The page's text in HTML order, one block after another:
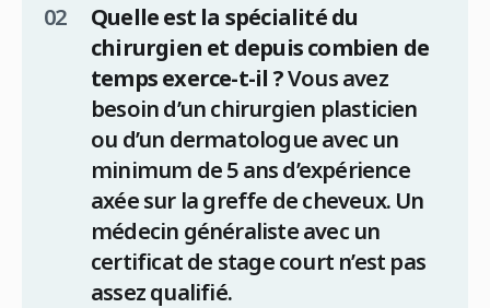
Quelle est la spécialité du
chirurgien et depuis combien de
temps exerce-t-il ?Vous avez
besoin d’un chirurgien plasticien
ou d’un dermatologue avec un
minimum de 5 ans d’expérience
axée sur la greffe de cheveux. Un
médecin généraliste avec un
certificat de stage court n’est pas
assez qualifié.